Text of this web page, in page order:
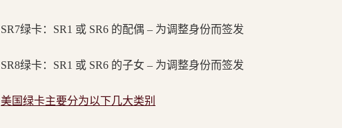
SR7绿卡： SR1 或 SR6 的配偶 – 为调整身份而签发
SR8绿卡： SR1 或 SR6 的子女 – 为调整身份而签发
美国绿卡主要分为以下几大类别